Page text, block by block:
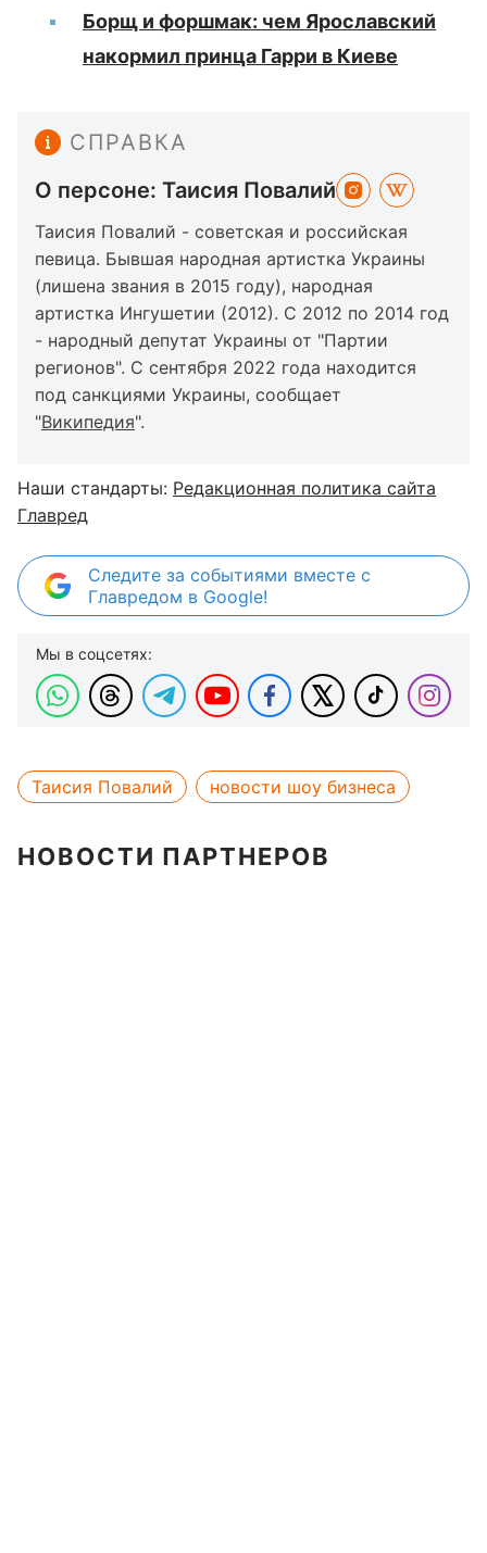
Борщ и форшмак: чем Ярославский
накормил принца Гарри в Киеве
СПРАВКА
О персоне: Таисия Повалий
Таисия Повалий - советская и российская
певица. Бывшая народная артистка Украины
(лишена звания в 2015 году), народная
артистка Ингушетии (2012). С 2012 по 2014 год
- народный депутат Украины от "Партии
регионов". С сентября 2022 года находится
под санкциями Украины, сообщает
"Википедия".
Наши стандарты: Редакционная политика сайта
Главред
Следите за событиями вместе с
Главредом в Google!
Мы в соцсетях:
Таисия Повалий новости шоу бизнеса
НОВОСТИ ПАРТНЕРОВ